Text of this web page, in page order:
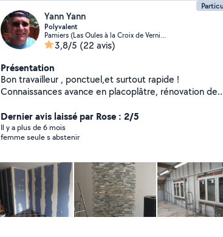
Yann Yann
Polyvalent
Pamiers (Las Oules à la Croix de Verniolle)
3,8/5 (22 avis)
Présentation
Bon travailleur , ponctuel,et surtout rapide !
Connaissances avance en placoplâtre, rénovation de
Dernier avis laissé par Rose : 2/5
Il y a plus de 6 mois
femme seule s abstenir